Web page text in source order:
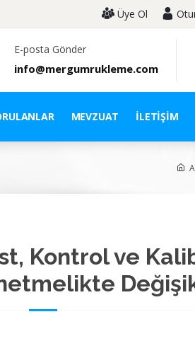
Üye Ol
E-posta Gönder
info@mergumrukleme.com
MEVZUAT İLETIŞIM
Kontrol ve